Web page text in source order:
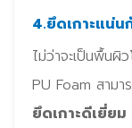
4.ยึดเกาะแน่
ไม่ว่าจะเป็นพื้นผิ
PU Foam สามา
ยึดเกาะดีเยี่ย